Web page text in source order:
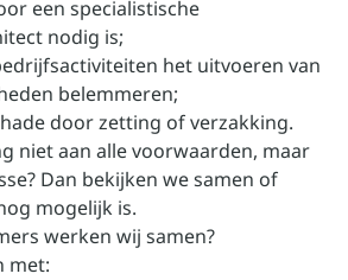
een specialistische
nodig is;
het uitvoeren van
belemmeren;
door zetting of verzakking.
niet aan alle voorwaarden, maar
Dan bekijken we samen of
mogelijk is.
werken wij samen?
met: